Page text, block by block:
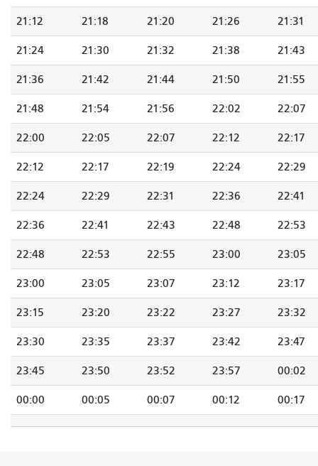
21:12 21:18 21:20 21:26 21:31
21:24 21:30 21:32 21:38 21:43
21:36 21:42 21:44 21:50 21:55
21:48 21:54 21:56 22:02 22:07
22:00 22:05 22:07 22:12 22:17
22:12 22:17 22:19 22:24 22:29
22:24 22:29 22:31 22:36 22:41
22:36 22:41 22:43 22:48 22:53
22:48 22:53 22:55 23:00 23:05
23:00 23:05 23:07 23:12 23:17
23:15 23:20 23:22 23:27 23:32
23:30 23:35 23:37 23:42 23:47
23:45 23:50 23:52 23:57 00:02
00:00 00:05 00:07 00:12 00:17